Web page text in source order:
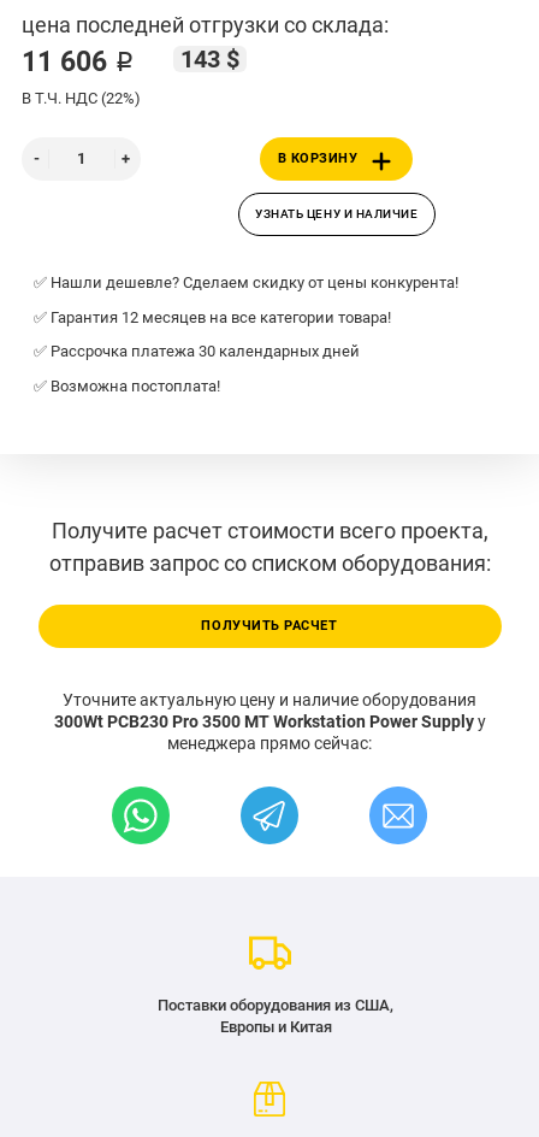
цена последней отгрузки со склада:
11 606 ₽ 143 $
В Т.Ч. НДС (22%)
В КОРЗИНУ
УЗНАТЬ ЦЕНУ И НАЛИЧИЕ
✅ Нашли дешевле? Сделаем скидку от цены конкурента!
✅ Гарантия 12 месяцев на все категории товара!
✅ Рассрочка платежа 30 календарных дней
✅ Возможна постоплата!
Получите расчет стоимости всего проекта,
отправив запрос со списком оборудования:
ПОЛУЧИТЬ РАСЧЕТ
Уточните актуальную цену и наличие оборудования
300Wt PCB230 Pro 3500 MT Workstation Power Supplyу
менеджера прямо сейчас:
Поставки оборудования из США,
Европы и Китая